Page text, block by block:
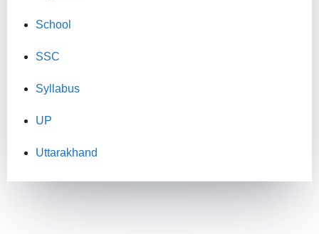
School
SSC
Syllabus
UP
Uttarakhand